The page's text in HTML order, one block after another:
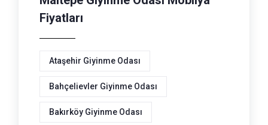
Fiyatları
Ataşehir Giyinme Odası
Bahçelievler Giyinme Odası
Bakırköy Giyinme Odası